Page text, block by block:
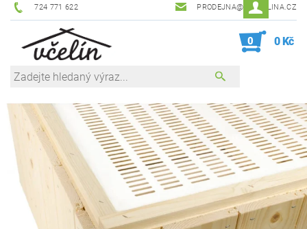
724 771 622 PRODEJNA@ZEVCELINA.CZ
0 0 Kč